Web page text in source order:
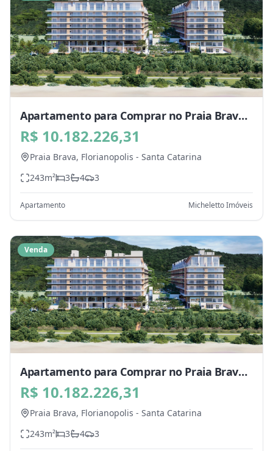
Apartamento para Comprar no Praia Brava,
Florianopolis - SC
R$ 10.182.226,31
Praia Brava, Florianopolis - Santa Catarina
243m² 3 4 3
Apartamento Micheletto Imóveis
Venda
Apartamento para Comprar no Praia Brava,
Florianopolis - SC
R$ 10.182.226,31
Praia Brava, Florianopolis - Santa Catarina
243m² 3 4 3